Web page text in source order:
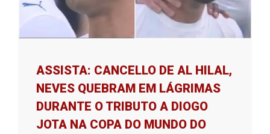
ASSISTA: CANCELLO DE AL HILAL,
NEVES QUEBRAM EM LÁGRIMAS
DURANTE O TRIBUTO A DIOGO
JOTA NA COPA DO MUNDO DO